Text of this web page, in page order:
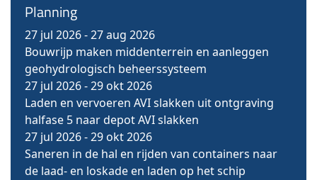
Planning
27 jul 2026-27 aug 2026
Bouwrijp maken middenterrein en aanleggen
geohydrologisch beheerssysteem
27 jul 2026-29 okt 2026
Laden en vervoeren AVI slakken uit ontgraving
halfase 5 naar depot AVI slakken
27 jul 2026-29 okt 2026
Saneren in de hal en rijden van containers naar
de laad- en loskade en laden op het schip